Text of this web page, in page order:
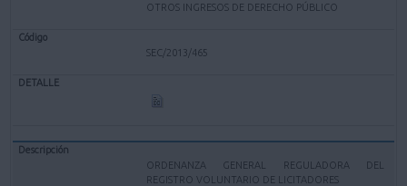
OTROS INGRESOS DE DERECHO PÚBLICO
SEC/2013/465
ORDENANZA GENERAL REGULADORA DEL
REGISTRO VOLUNTARIO DE LICITADORES